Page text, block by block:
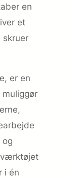
en
et
skruer
er en
og
værktøjet
i én